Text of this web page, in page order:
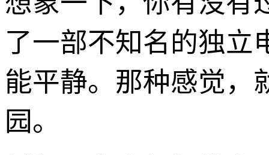
了一部不知名的独立
能平静。那种感觉，
园。